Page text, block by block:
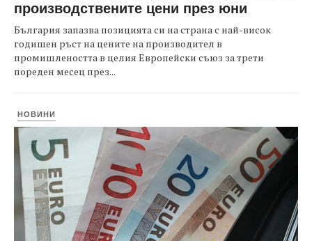
производствените цени през юни
България запазва позицията си на страна с най-висок
годишен ръст на цените на производител в
промишлеността в целия Европейски съюз за трети
пореден месец през...
НОВИНИ